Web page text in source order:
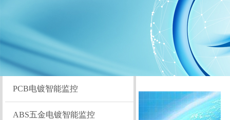
PCB电镀智能监控
ABS五金电镀智能监控